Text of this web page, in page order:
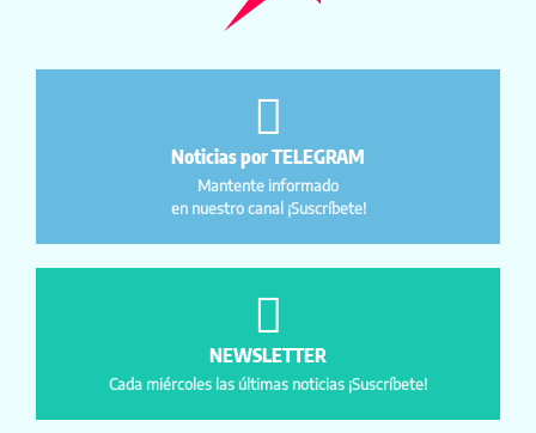
Noticias por TELEGRAM
Mantente informado
en nuestro canal ¡Suscríbete!
NEWSLETTER
Cada miércoles las últimas noticias ¡Suscríbete!